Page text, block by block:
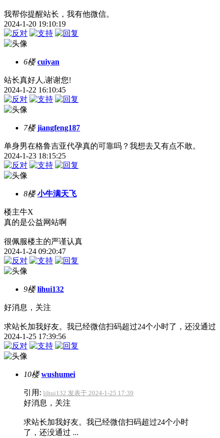
我帮你提醒站长，我有他微信。
2024-1-20 19:10:19
6楼 cuiyan
站长真好人,谢谢您!
2024-1-22 16:10:45
7楼 jiangfeng187
单身男在格鲁吉亚代孕真的可靠吗？我想去又有点不敢。
2024-1-23 18:15:25
8楼 小牛满天飞
楼主牛X
真的是公益网站啊
很佩服楼主的严谨认真
2024-1-24 09:20:47
9楼 lihui132
好消息，关注
求站长加我好友。我已经微信扫码超过24个小时了，还没通过
2024-1-25 17:39:56
10楼 wushumei
引用: lihui132 发表于 2024-1-25 17:39
好消息，关注
求站长加我好友。我已经微信扫码超过24个小时
了，还没通过 ...